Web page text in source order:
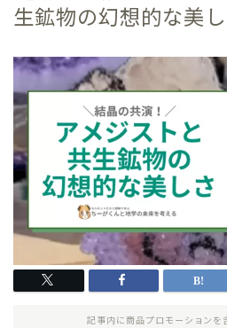
生鉱物の幻想的な美
記事内に商品プロモーションを